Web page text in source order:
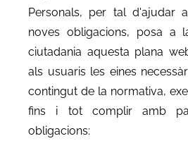
Personals, per tal d'ajudar
noves obligacions, posa a
ciutadania aquesta plana
als usuaris les eines
contingut de la normativa,
fins i tot complir amb
obligacions: